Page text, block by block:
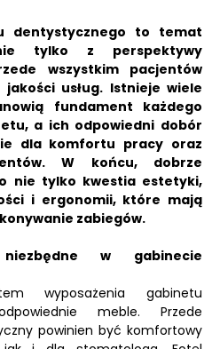
dentystycznego to temat
tylko z perspektywy
wszystkim pacjentów
usług. Istnieje wiele
fundament każdego
a ich odpowiedni dobór
dla komfortu pracy oraz
W końcu, dobrze
nie tylko kwestia estetyki,
i ergonomii, które mają
zabiegów.
w gabinecie
wyposażenia gabinetu
meble. Przede
powinien być komfortowy